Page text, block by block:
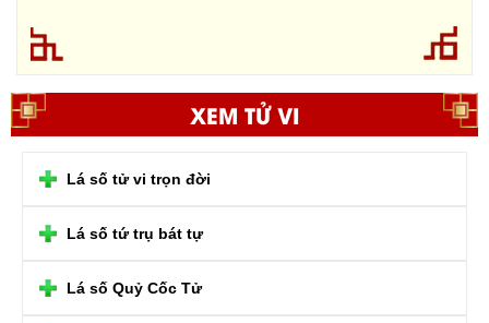
XEM TỬ VI
Lá số tử vi trọn đời
Lá số tứ trụ bát tự
Lá số Quỷ Cốc Tử